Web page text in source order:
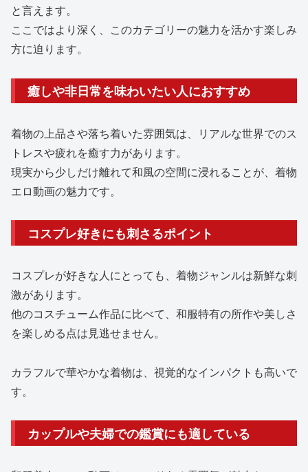
と言えます。
ここではより深く、このカテゴリーの魅力を活かす楽しみ
方に迫ります。
癒しや非日常を味わいたい人におすすめ
着物の上品さや落ち着いた雰囲気は、リアルな世界でのス
トレスや疲れを癒す力があります。
現実から少しだけ離れて和風の空間に浸れることが、着物
エロ動画の魅力です。
コスプレ好きにも刺さるポイント
コスプレが好きな人にとっても、着物ジャンルは新鮮な刺
激があります。
他のコスチューム作品に比べて、和服特有の所作や美しさ
を楽しめる点は見逃せません。
カラフルで華やかな着物は、視覚的なインパクトも高いで
す。
カップルや夫婦での鑑賞にも適している